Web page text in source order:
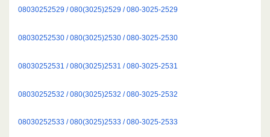
08030252529 / 080(3025)2529 / 080-3025-2529
08030252530 / 080(3025)2530 / 080-3025-2530
08030252531 / 080(3025)2531 / 080-3025-2531
08030252532 / 080(3025)2532 / 080-3025-2532
08030252533 / 080(3025)2533 / 080-3025-2533